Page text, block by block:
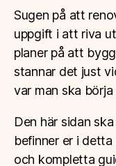
Sugen på att
uppgift i att riva
planer på att
stannar det just
var man ska
Den här sidan
befinner er i
och kompletta